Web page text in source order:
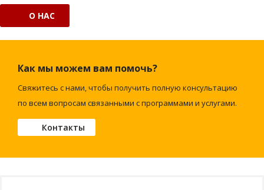
О НАС
Как мы можем вам помочь?
Свяжитесь с нами, чтобы получить полную консультацию
по всем вопросам связанными с программами и услугами.
Контакты